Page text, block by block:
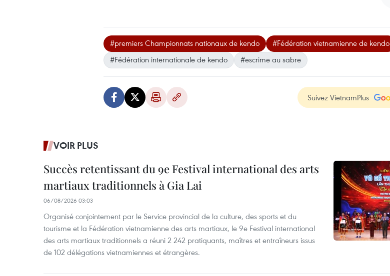
#premiers Championnats nationaux de kendo
#Fédération vietnamienne de kendo
#Fédération internationale de kendo
#escrime au sabre
Suivez VietnamPlus
VOIR PLUS
Succès retentissant du 9e Festival international des arts
martiaux traditionnels à Gia Lai
06/08/2026 03:03
Organisé conjointement par le Service provincial de la culture, des sports et du
tourisme et la Fédération vietnamienne des arts martiaux, le 9e Festival international
des arts martiaux traditionnels a réuni 2 242 pratiquants, maîtres et entraîneurs issus
de 102 délégations vietnamiennes et étrangères.